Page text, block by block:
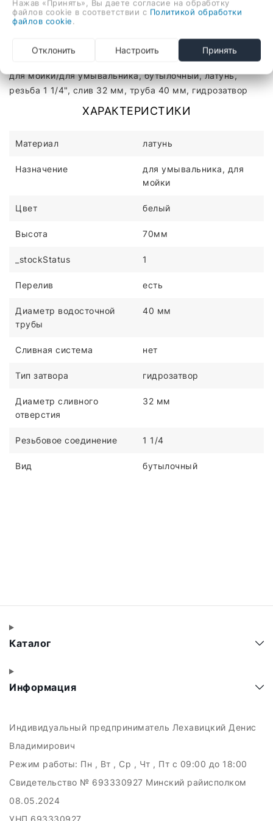
Описание Отзывы
для мойки/для умывальника, бутылочный, латунь,
резьба 1 1/4", слив 32 мм, труба 40 мм, гидрозатвор
ХАРАКТЕРИСТИКИ
Материал латунь
Назначение
для умывальника, для
мойки
Цвет белый
Высота 70мм
_stockStatus 1
Перелив есть
Диаметр водосточной
трубы
40 мм
Сливная система нет
Тип затвора гидрозатвор
Диаметр сливного
отверстия
32 мм
Резьбовое соединение 1 1/4
Вид бутылочный
Каталог
Информация
Индивидуальный предприниматель Лехавицкий Денис
Владимирович
Режим работы: Пн , Вт , Ср , Чт , Пт c 09:00 до 18:00
Свидетельство № 693330927 Минский райисполком
08.05.2024
УНП 693330927
Нажав «Принять», Вы даете согласие на обработку
файлов cookie в соответствии с Политикой обработки
файлов cookie
Отклонить Настроить Принять